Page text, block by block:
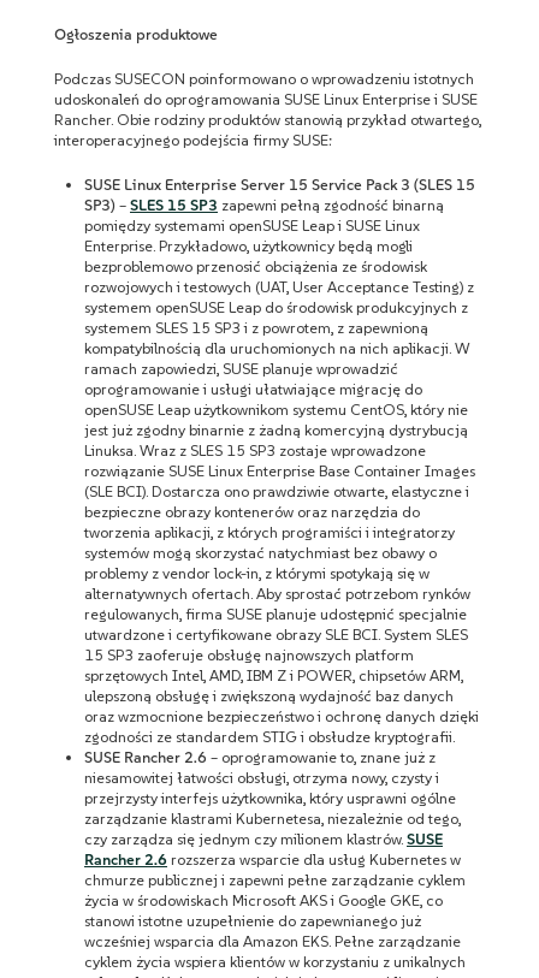
Ogłoszenia produktowe
Podczas SUSECON poinformowano o wprowadzeniu istotnych
udoskonaleń do oprogramowania SUSE Linux Enterprise i SUSE
Rancher. Obie rodziny produktów stanowią przykład otwartego,
interoperacyjnego podejścia firmy SUSE:
SUSE Linux Enterprise Server 15 Service Pack 3 (SLES 15
SP3) – SLES 15 SP3 zapewni pełną zgodność binarną
pomiędzy systemami openSUSE Leap i SUSE Linux
Enterprise. Przykładowo, użytkownicy będą mogli
bezproblemowo przenosić obciążenia ze środowisk
rozwojowych i testowych (UAT, User Acceptance Testing) z
systemem openSUSE Leap do środowisk produkcyjnych z
systemem SLES 15 SP3 i z powrotem, z zapewnioną
kompatybilnością dla uruchomionych na nich aplikacji. W
ramach zapowiedzi, SUSE planuje wprowadzić
oprogramowanie i usługi ułatwiające migrację do
openSUSE Leap użytkownikom systemu CentOS, który nie
jest już zgodny binarnie z żadną komercyjną dystrybucją
Linuksa. Wraz z SLES 15 SP3 zostaje wprowadzone
rozwiązanie SUSE Linux Enterprise Base Container Images
(SLE BCI). Dostarcza ono prawdziwie otwarte, elastyczne i
bezpieczne obrazy kontenerów oraz narzędzia do
tworzenia aplikacji, z których programiści i integratorzy
systemów mogą skorzystać natychmiast bez obawy o
problemy z vendor lock-in, z którymi spotykają się w
alternatywnych ofertach. Aby sprostać potrzebom rynków
regulowanych, firma SUSE planuje udostępnić specjalnie
utwardzone i certyfikowane obrazy SLE BCI. System SLES
15 SP3 zaoferuje obsługę najnowszych platform
sprzętowych Intel, AMD, IBM Z i POWER, chipsetów ARM,
ulepszoną obsługę i zwiększoną wydajność baz danych
oraz wzmocnione bezpieczeństwo i ochronę danych dzięki
zgodności ze standardem STIG i obsłudze kryptografii.
SUSE Rancher 2.6 – oprogramowanie to, znane już z
niesamowitej łatwości obsługi, otrzyma nowy, czysty i
przejrzysty interfejs użytkownika, który usprawni ogólne
zarządzanie klastrami Kubernetesa, niezależnie od tego,
czy zarządza się jednym czy milionem klastrów. SUSE
Rancher 2.6 rozszerza wsparcie dla usług Kubernetes w
chmurze publicznej i zapewni pełne zarządzanie cyklem
życia w środowiskach Microsoft AKS i Google GKE, co
stanowi istotne uzupełnienie do zapewnianego już
wcześniej wsparcia dla Amazon EKS. Pełne zarządzanie
cyklem życia wspiera klientów w korzystaniu z unikalnych